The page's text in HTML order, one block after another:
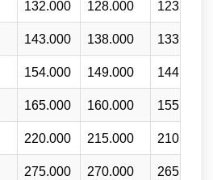
132.000 128.000 123.000
143.000 138.000 133.000
154.000 149.000 144.000
165.000 160.000 155.000
220.000 215.000 210.000
275.000 270.000 265.000